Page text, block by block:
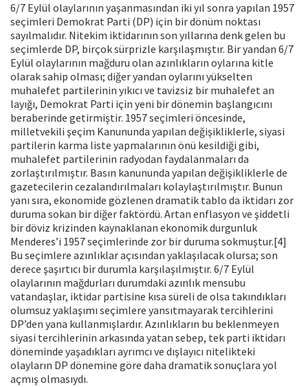
6/7 Eylül olaylarının yaşanmasından iki yıl sonra yapılan 1957
seçimleri Demokrat Parti (DP) için bir dönüm noktası
sayılmalıdır. Nitekim iktidarının son yıllarına denk gelen bu
seçimlerde DP, birçok sürprizle karşılaşmıştır. Bir yandan 6/7
Eylül olaylarının mağduru olan azınlıkların oylarına kitle
olarak sahip olması; diğer yandan oylarını yükselten
muhalefet partilerinin yıkıcı ve tavizsiz bir muhalefet an
layığı, Demokrat Parti için yeni bir dönemin başlangıcını
beraberinde getirmiştir. 1957 seçimleri öncesinde,
milletvekili şeçim Kanununda yapılan değişikliklerle, siyasi
partilerin karma liste yapmalarının önü kesildiği gibi,
muhalefet partilerinin radyodan faydalanmaları da
zorlaştırılmıştır. Basın kanununda yapılan değişikliklerle de
gazetecilerin cezalandırılmaları kolaylaştırılmıştır. Bunun
yanı sıra, ekonomide gözlenen dramatik tablo da iktidarı zor
duruma sokan bir diğer faktördü. Artan enflasyon ve şiddetli
bir döviz krizinden kaynaklanan ekonomik durgunluk
Menderes’i 1957 seçimlerinde zor bir duruma sokmuştur.[4]
Bu seçimlere azınlıklar açısından yaklaşılacak olursa; son
derece şaşırtıcı bir durumla karşılaşılmıştır. 6/7 Eylül
olaylarının mağdurları durumdaki azınlık mensubu
vatandaşlar, iktidar partisine kısa süreli de olsa takındıkları
olumsuz yaklaşımı seçimlere yansıtmayarak tercihlerini
DP’den yana kullanmışlardır. Azınlıkların bu beklenmeyen
siyasi tercihlerinin arkasında yatan sebep, tek parti iktidarı
döneminde yaşadıkları ayrımcı ve dışlayıcı nitelikteki
olayların DP dönemine göre daha dramatik sonuçlara yol
açmış olmasıydı.